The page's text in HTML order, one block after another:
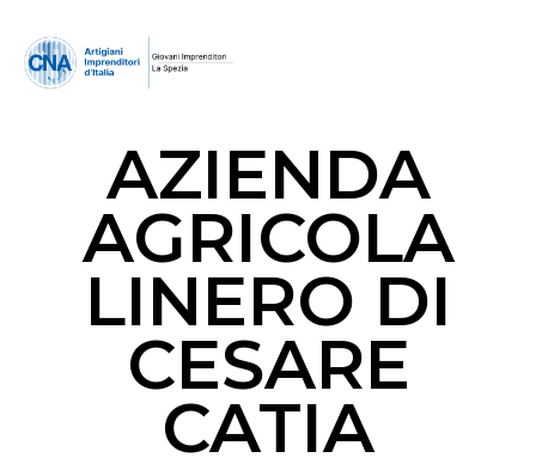
AZIENDA
AGRICOLA
LINERO DI
CESARE
CATIA